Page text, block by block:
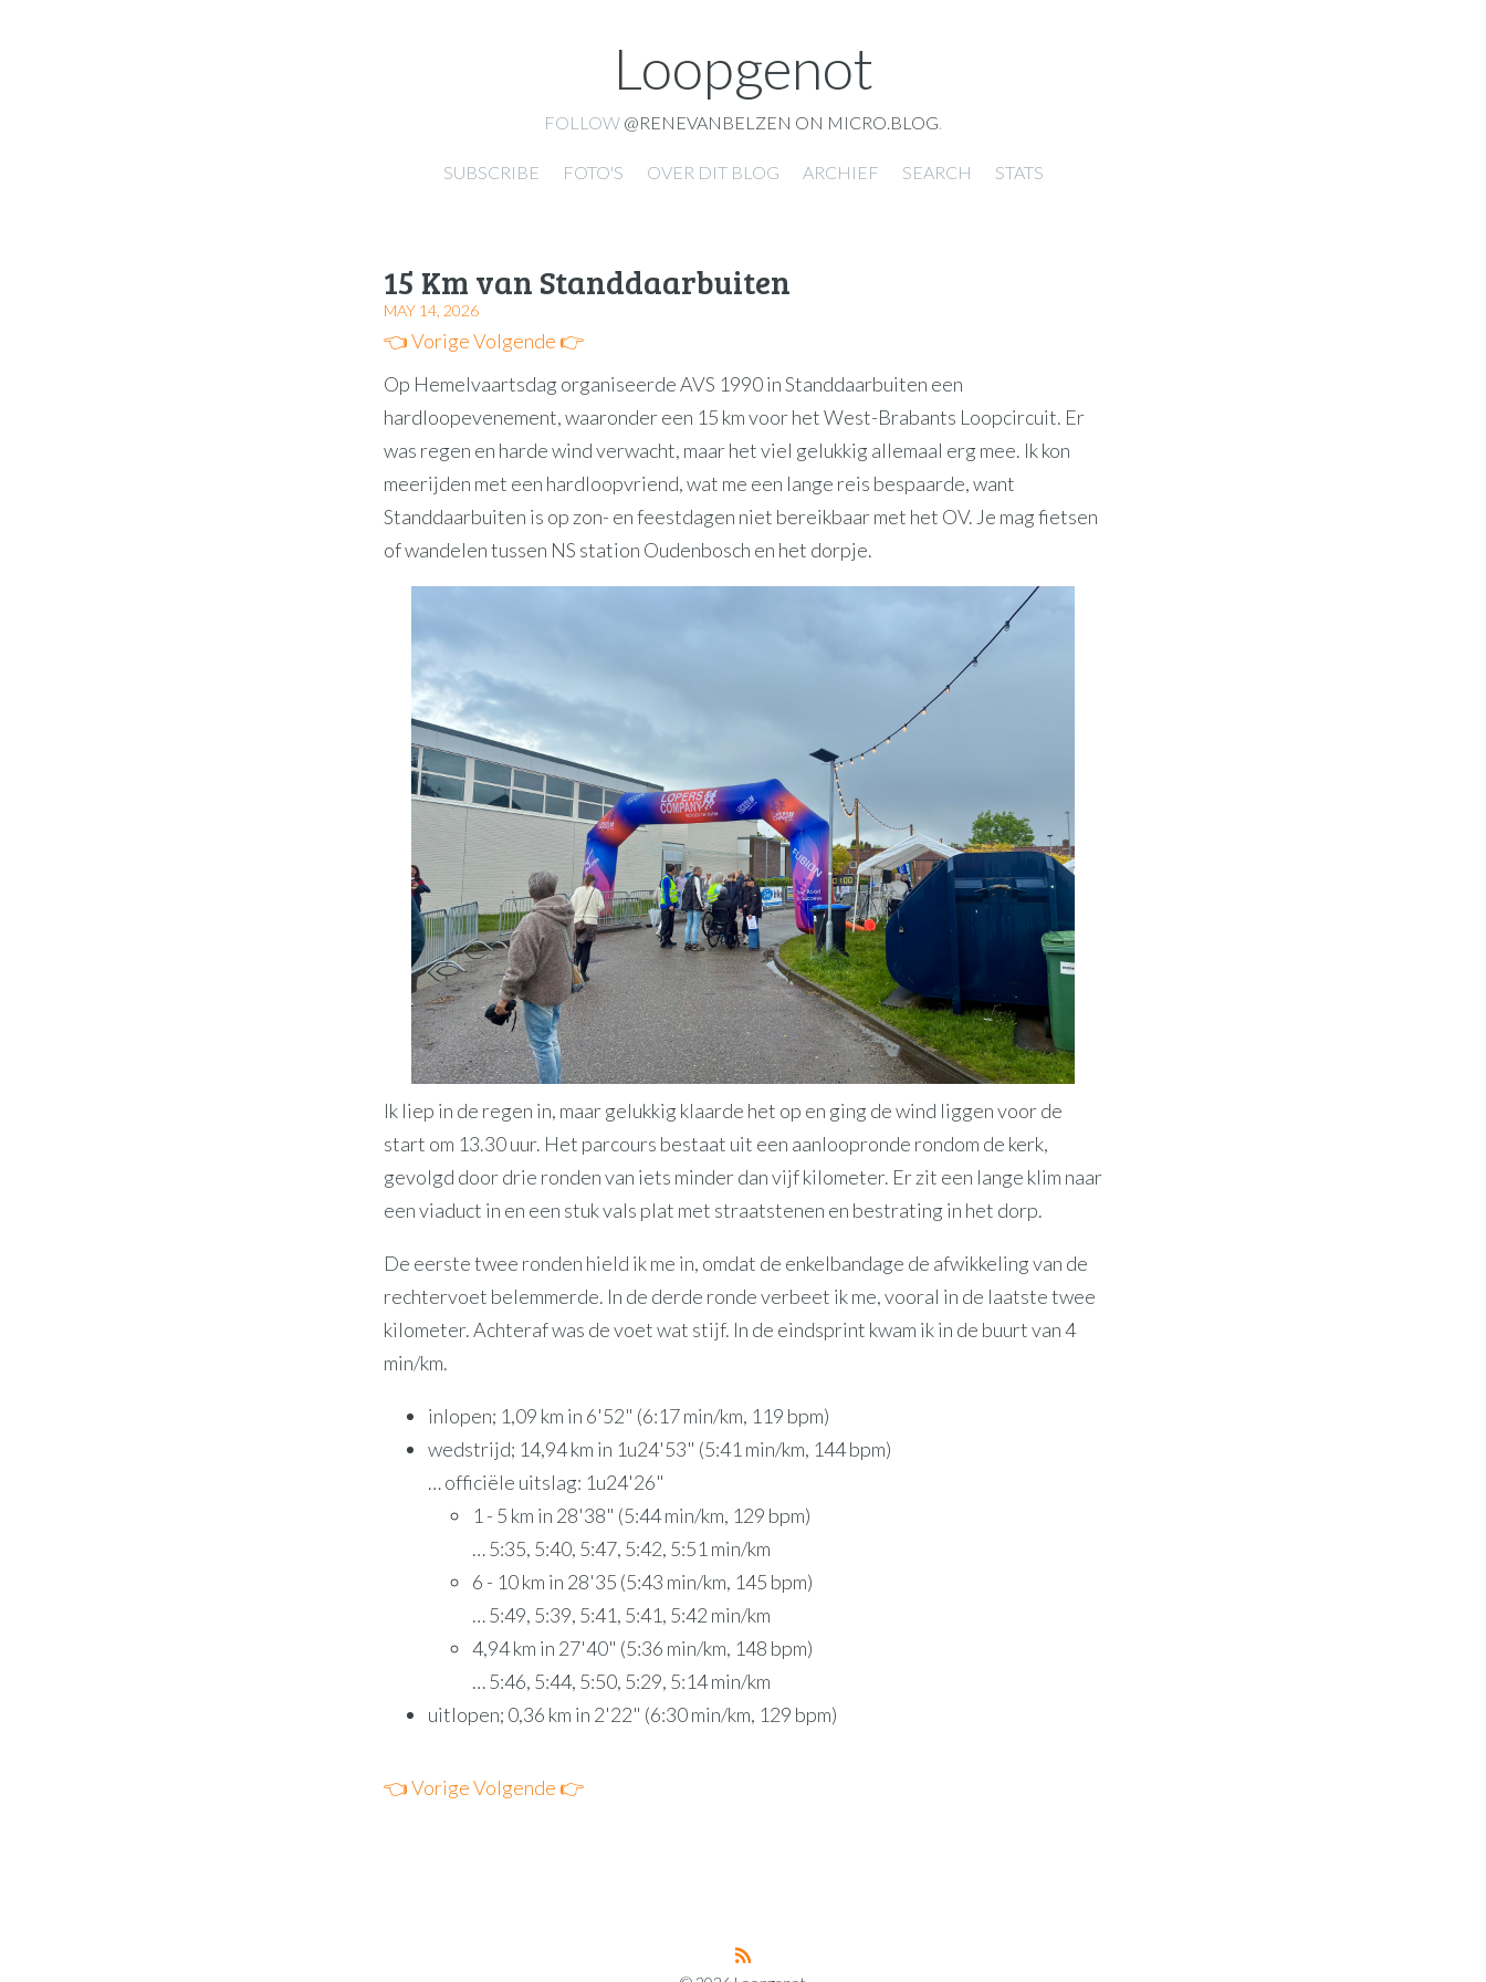
Loopgenot
FOLLOW @RENEVANBELZEN ON MICRO.BLOG.
SUBSCRIBE FOTO'S OVER DIT BLOG ARCHIEF SEARCH STATS
15 Km van Standdaarbuiten
MAY 14, 2026
👈 VorigeVolgende 👉
Op Hemelvaartsdag organiseerde AVS 1990 in Standdaarbuiten een
hardloopevenement, waaronder een 15 km voor het West-Brabants Loopcircuit. Er
was regen en harde wind verwacht, maar het viel gelukkig allemaal erg mee. Ik kon
meerijden met een hardloopvriend, wat me een lange reis bespaarde, want
Standdaarbuiten is op zon- en feestdagen niet bereikbaar met het OV. Je mag fietsen
of wandelen tussen NS station Oudenbosch en het dorpje.
Ik liep in de regen in, maar gelukkig klaarde het op en ging de wind liggen voor de
start om 13.30 uur. Het parcours bestaat uit een aanloopronde rondom de kerk,
gevolgd door drie ronden van iets minder dan vijf kilometer. Er zit een lange klim naar
een viaduct in en een stuk vals plat met straatstenen en bestrating in het dorp.
De eerste twee ronden hield ik me in, omdat de enkelbandage de afwikkeling van de
rechtervoet belemmerde. In de derde ronde verbeet ik me, vooral in de laatste twee
kilometer. Achteraf was de voet wat stijf. In de eindsprint kwam ik in de buurt van 4
min/km.
inlopen; 1,09 km in 6'52" (6:17 min/km, 119 bpm)
wedstrijd; 14,94 km in 1u24'53" (5:41 min/km, 144 bpm)
… officiële uitslag: 1u24'26"
1 - 5 km in 28'38" (5:44 min/km, 129 bpm)
… 5:35, 5:40, 5:47, 5:42, 5:51 min/km
6 - 10 km in 28'35 (5:43 min/km, 145 bpm)
… 5:49, 5:39, 5:41, 5:41, 5:42 min/km
4,94 km in 27'40" (5:36 min/km, 148 bpm)
… 5:46, 5:44, 5:50, 5:29, 5:14 min/km
uitlopen; 0,36 km in 2'22" (6:30 min/km, 129 bpm)
👈 VorigeVolgende 👉